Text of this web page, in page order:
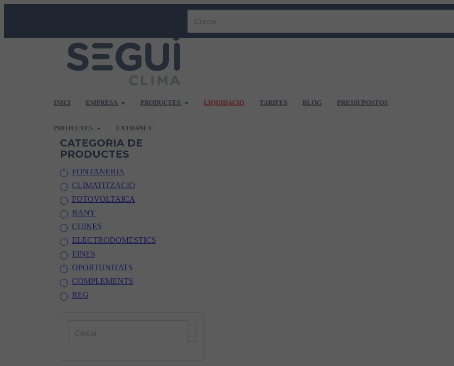
INICI EMPRESA PRODUCTES LIQUIDACIÓ TARIFES BLOG PRESSUPOSTOS
PROJECTES EXTRANET
CATEGORIA DE
PRODUCTES
FONTANERIA
CLIMATITZACIO
FOTOVOLTAICA
BANY
CUINES
ELECTRODOMESTICS
EINES
OPORTUNITATS
COMPLEMENTS
REG